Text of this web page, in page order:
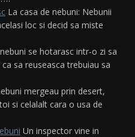
La casa de nebuni: Nebunii
loc si decid sa miste
se hotarasc intr-o zi sa
sa reuseasca trebuiau sa
mergeau prin desert,
si celalalt cara o usa de
Un inspector vine in